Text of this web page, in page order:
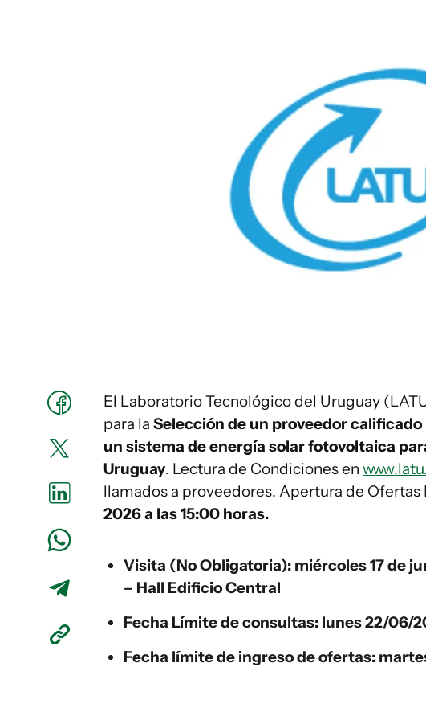
El Laboratorio Tecnológico del Uruguay
para la Selección de un proveedor
un sistema de energía solar fotovoltaica
Uruguay. Lectura de Condiciones en
llamados a proveedores. Apertura de Ofertas
2026 a las 15:00 horas.
Visita (No Obligatoria): miércoles 17 de
– Hall Edificio Central
Fecha Límite de consultas: lunes 22/06/
Fecha límite de ingreso de ofertas: